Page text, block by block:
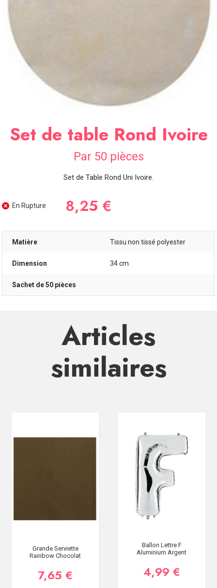
OCCASIONS
SPÉCIALES
DÉCO
TABLE
Set de table Rond Ivoire
Par 50 pièces
Set de Table Rond Uni Ivoire.
En Rupture 8,25 €
Matière Tissu non tissé polyester
Dimension 34 cm
Sachet de 50 pièces
Articles
similaires
Grande Serviette
Rainbow Chocolat
7,65 €
Ballon Lettre F
Aluminium Argent
4,99 €